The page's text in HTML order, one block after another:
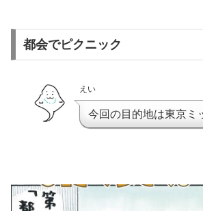
都会でピクニック
えい
今回の目的地は東京ミ